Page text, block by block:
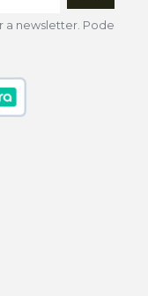
a newsletter. Pode